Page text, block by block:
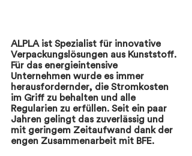
ALPLA ist Spezialist für innovative
Verpackungslösungen aus Kunststoff.
Für das energieintensive
Unternehmen wurde es immer
herausfordernder, die Stromkosten
im Griff zu behalten und alle
Regularien zu erfüllen. Seit ein paar
Jahren gelingt das zuverlässig und
mit geringem Zeitaufwand dank der
engen Zusammenarbeit mit BFE.